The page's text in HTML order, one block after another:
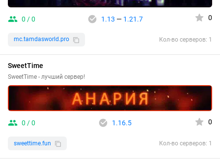
0 / 0 1.13 — 1.21.7 0
mc.tamdasworld.pro Кол-во серверов: 1
SweetTime
SweetTime - лучший сервер!
0 / 0 1.16.5 0
sweettime.fun Кол-во серверов: 1